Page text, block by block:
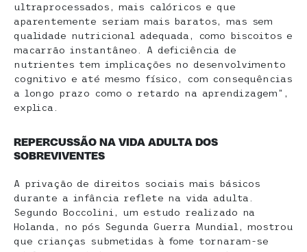
ultraprocessados, mais calóricos e que
aparentemente seriam mais baratos, mas sem
qualidade nutricional adequada, como biscoitos e
macarrão instantâneo. A deficiência de
nutrientes tem implicações no desenvolvimento
cognitivo e até mesmo físico, com consequências
a longo prazo como o retardo na aprendizagem”,
explica.
REPERCUSSÃO NA VIDA ADULTA DOS
SOBREVIVENTES
A privação de direitos sociais mais básicos
durante a infância reflete na vida adulta.
Segundo Boccolini, um estudo realizado na
Holanda, no pós Segunda Guerra Mundial, mostrou
que crianças submetidas à fome tornaram-se